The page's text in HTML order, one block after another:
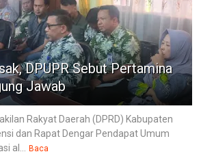
DPUPR Sebut Pertamina
Jawab
Rakyat Daerah (DPRD) Kabupaten
dan Rapat Dengar Pendapat Umum
al...
Baca